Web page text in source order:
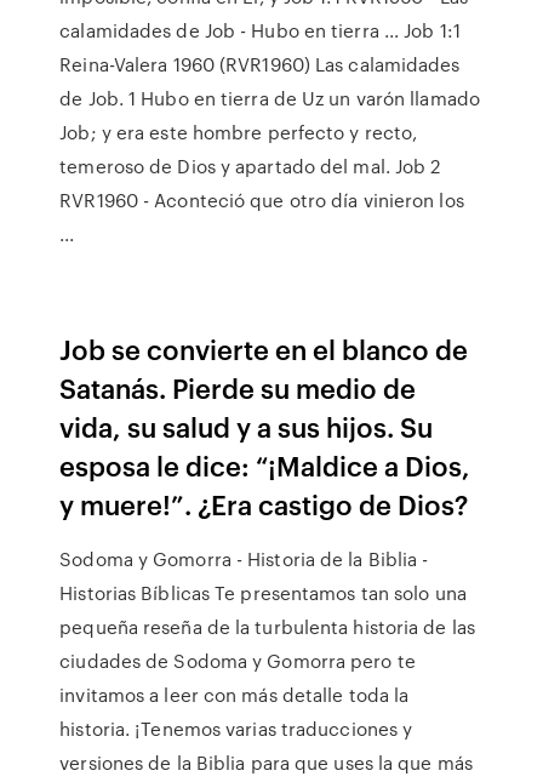
calamidades de Job - Hubo en tierra ... Job 1:1
Reina-Valera 1960 (RVR1960) Las calamidades
de Job. 1 Hubo en tierra de Uz un varón llamado
Job; y era este hombre perfecto y recto,
temeroso de Dios y apartado del mal. Job 2
RVR1960 - Aconteció que otro día vinieron los
...
Job se convierte en el blanco de
Satanás. Pierde su medio de
vida, su salud y a sus hijos. Su
esposa le dice: “¡Maldice a Dios,
y muere!”. ¿Era castigo de Dios?
Sodoma y Gomorra - Historia de la Biblia -
Historias Bíblicas Te presentamos tan solo una
pequeña reseña de la turbulenta historia de las
ciudades de Sodoma y Gomorra pero te
invitamos a leer con más detalle toda la
historia. ¡Tenemos varias traducciones y
versiones de la Biblia para que uses la que más